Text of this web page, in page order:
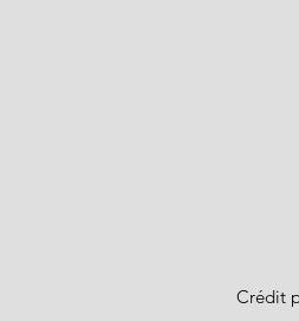
Crédit